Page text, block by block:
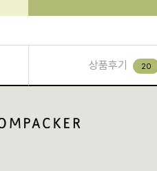
상품후기 20